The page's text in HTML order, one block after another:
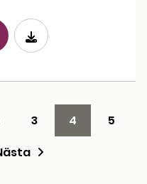
3 4
5